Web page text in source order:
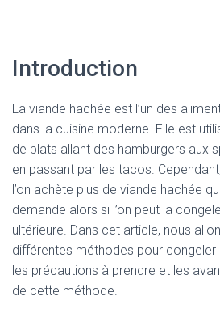
Introduction
La viande hachée est l’un des
dans la cuisine moderne. Elle est
de plats allant des hamburgers aux
en passant par les tacos.
l’on achète plus de viande hachée
demande alors si l’on peut la
ultérieure. Dans cet article, nous
différentes méthodes pour congeler
les précautions à prendre et les
de cette méthode.